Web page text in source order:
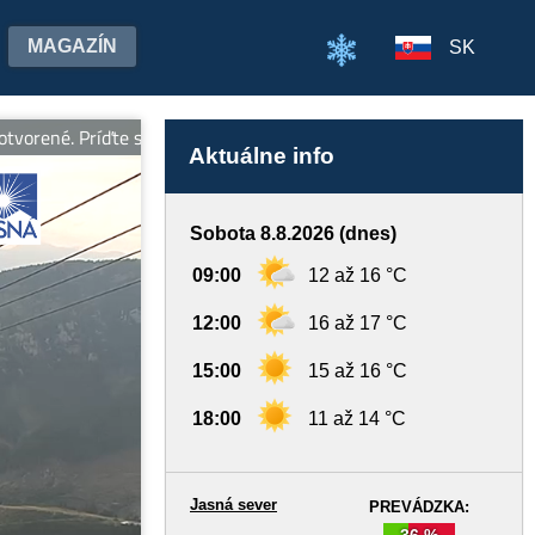
MAGAZÍN SK
Príďte si užiť kopec zábavy. Info: www.jasna.sk Turistický
Aktuálne info
Sobota 8.8.2026 (dnes)
09:00 12 až 16 °C
12:00 16 až 17 °C
15:00 15 až 16 °C
18:00 11 až 14 °C
PREVÁDZKA:
Jasná sever